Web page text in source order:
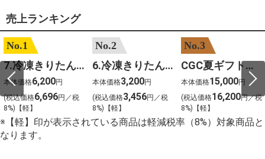
売上ランキング
No.1
7.冷凍きりたんぽセットM 野菜なし 4人前
本体価格6,200円
(税込価格6,696円／税
8%)【軽】
No.2
6.冷凍きりたんぽセットＳ 野菜なし 2人前
本体価格3,200円
(税込価格3,456円／税
8%)【軽】
No.3
CGC夏ギフト【1101】和牛苑 神戸牛・三田和牛食べ比べ(680g)
本体価格15,000円
(税込価格16,200円／税
8%)【軽】
※【軽】印が表示されている商品は軽減税率（8%）対象商品と
なります。